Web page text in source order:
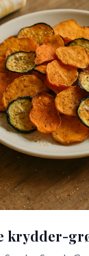
krydder-